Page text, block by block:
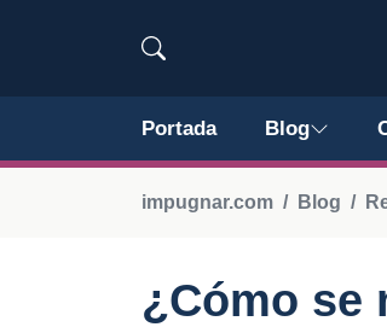
Portada Blog
impugnar.com Blog
¿Cómo se